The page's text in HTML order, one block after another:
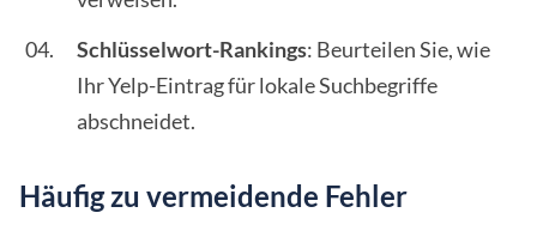
Schlüsselwort-Rankings: Beurteilen Sie, wie
Ihr Yelp-Eintrag für lokale Suchbegriffe
abschneidet.
Häufig zu vermeidende Fehler